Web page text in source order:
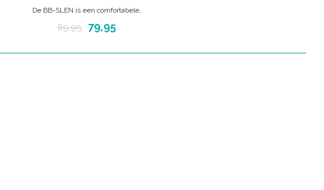
De BB-SLEN is een comfortabele,
geweven draagdoek waarmee alle
draaghoudingen mogelijk zijn, vanaf de
89,95 79,95